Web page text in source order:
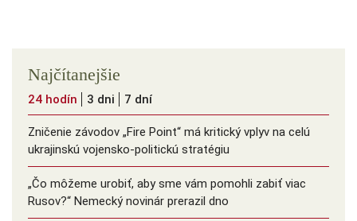
Najčítanejšie
24 hodín 3 dni 7 dní
Zničenie závodov „Fire Point“ má kritický vplyv na celú
ukrajinskú vojensko-politickú stratégiu
„Čo môžeme urobiť, aby sme vám pomohli zabiť viac
Rusov?“ Nemecký novinár prerazil dno